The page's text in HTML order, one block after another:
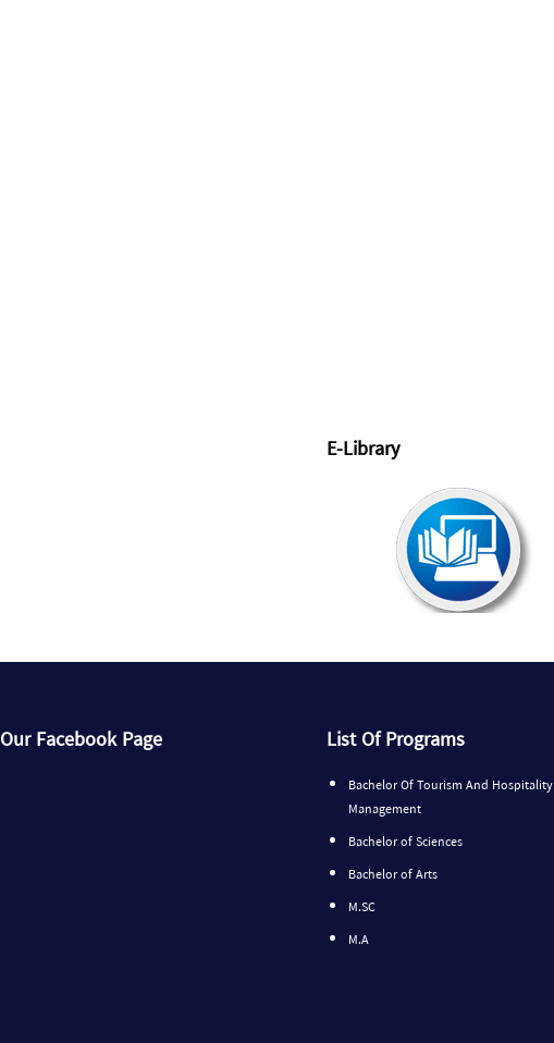
E-Library
Our Facebook Page List Of Programs
Bachelor Of Tourism And Hospitality
Management
Bachelor of Sciences
Bachelor of Arts
M.SC
M.A